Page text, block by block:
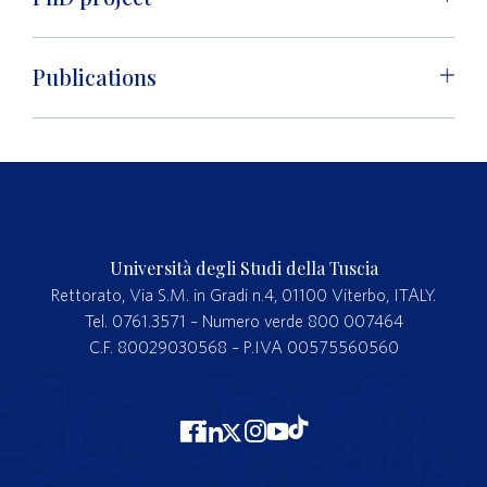
Publications
Università degli Studi della Tuscia
Rettorato, Via S.M. in Gradi n.4, 01100 Viterbo, ITALY.
Tel. 0761.3571 – Numero verde 800 007464
C.F. 80029030568 – P.IVA 00575560560